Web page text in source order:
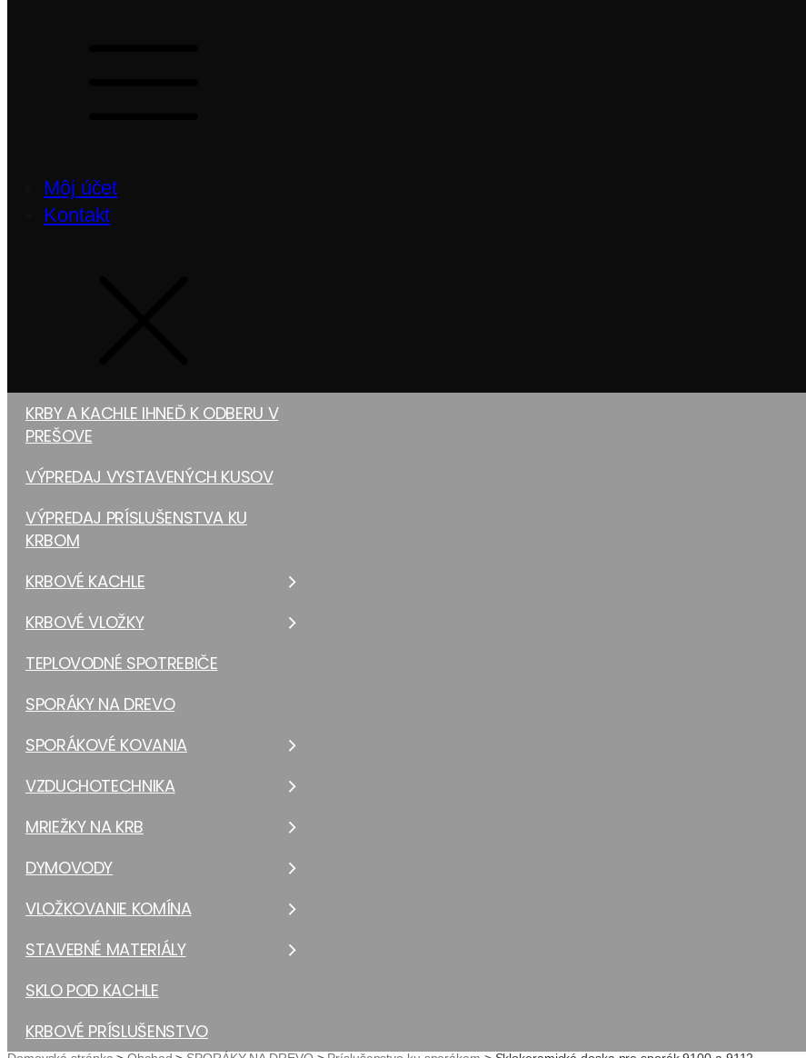
Môj účet
Kontakt
KRBY A KACHLE IHNEĎ K ODBERU V
PREŠOVE
VÝPREDAJ VYSTAVENÝCH KUSOV
VÝPREDAJ PRÍSLUŠENSTVA KU
KRBOM
KRBOVÉ KACHLE
KRBOVÉ VLOŽKY
TEPLOVODNÉ SPOTREBIČE
SPORÁKY NA DREVO
SPORÁKOVÉ KOVANIA
VZDUCHOTECHNIKA
MRIEŽKY NA KRB
DYMOVODY
VLOŽKOVANIE KOMÍNA
STAVEBNÉ MATERIÁLY
SKLO POD KACHLE
KRBOVÉ PRÍSLUŠENSTVO